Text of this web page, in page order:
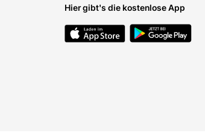
Hier gibt's die kostenlose App